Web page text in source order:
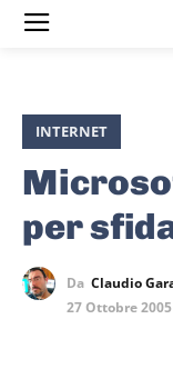
INTERNET
per
Da Claudio
27 Ottobre 2005